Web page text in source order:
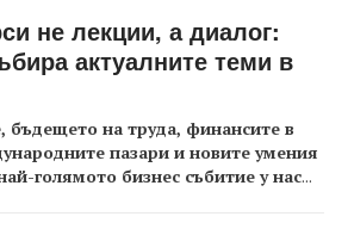
не лекции, а диалог:
актуалните теми в
бъдещето на труда, финансите в
пазари и новите умения
голямото бизнес събитие у нас...